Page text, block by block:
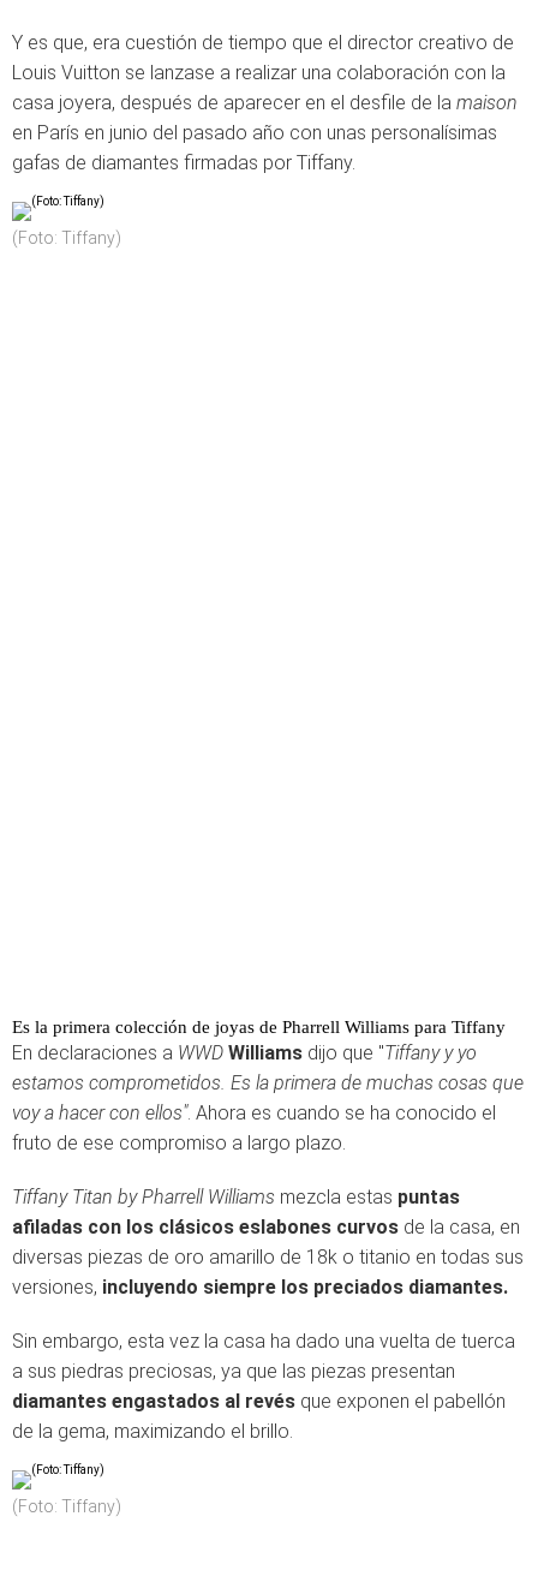
Y es que, era cuestión de tiempo que el director creativo de
Louis Vuitton se lanzase a realizar una colaboración con la
casa joyera, después de aparecer en el desfile de la maison
en París en junio del pasado año con unas personalísimas
gafas de diamantes firmadas por Tiffany.
(Foto: Tiffany)
Es la primera colección de joyas de Pharrell Williams para Tiffany
En declaraciones a WWD Williams dijo que "Tiffany y yo
estamos comprometidos. Es la primera de muchas cosas que
voy a hacer con ellos". Ahora es cuando se ha conocido el
fruto de ese compromiso a largo plazo.
Tiffany Titan by Pharrell Williams mezcla estas puntas
afiladas con los clásicos eslabones curvos de la casa, en
diversas piezas de oro amarillo de 18k o titanio en todas sus
versiones, incluyendo siempre los preciados diamantes.
Sin embargo, esta vez la casa ha dado una vuelta de tuerca
a sus piedras preciosas, ya que las piezas presentan
diamantes engastados al revés que exponen el pabellón
de la gema, maximizando el brillo.
(Foto: Tiffany)